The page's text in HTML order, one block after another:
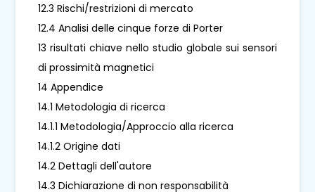
12.3 Rischi/restrizioni di mercato
12.4 Analisi delle cinque forze di Porter
13 risultati chiave nello studio globale sui sensori
di prossimità magnetici
14 Appendice
14.1 Metodologia di ricerca
14.1.1 Metodologia/Approccio alla ricerca
14.1.2 Origine dati
14.2 Dettagli dell'autore
14.3 Dichiarazione di non responsabilità